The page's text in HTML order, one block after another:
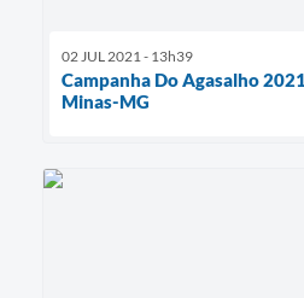
02 JUL 2021 - 13h39
Campanha Do Agasalho
Minas-MG